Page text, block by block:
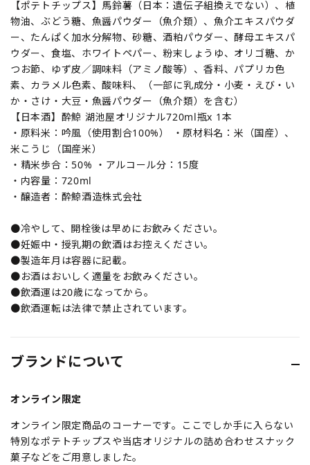
【ポテトチップス】馬鈴薯（日本：遺伝子組換えでない）、植
物油、ぶどう糖、魚醤パウダー（魚介類）、魚介エキスパウダ
ー、たんぱく加水分解物、砂糖、酒粕パウダー、酵母エキスパ
ウダー、食塩、ホワイトペパー、粉末しょうゆ、オリゴ糖、か
つお節、ゆず皮／調味料（アミノ酸等）、香料、パプリカ色
素、カラメル色素、酸味料、（一部に乳成分・小麦・えび・い
か・さけ・大豆・魚醤パウダー（魚介類）を含む）
【日本酒】酔鯨 湖池屋オリジナル720ml瓶x 1本
・原料米：吟風（使用割合100%） ・原材料名：米（国産）、
米こうじ（国産米）
・精米歩合：50% ・アルコール分：15度
・内容量：720ml
・醸造者：酔鯨酒造株式会社
●冷やして、開栓後は早めにお飲みください。
●妊娠中・授乳期の飲酒はお控えください。
●製造年月は容器に記載。
●お酒はおいしく適量をお飲みください。
●飲酒運は20歳になってから。
●飲酒運転は法律で禁止されています。
ブランドについて
オンライン限定
オンライン限定商品のコーナーです。ここでしか手に入らない
特別なポテトチップスや当店オリジナルの詰め合わせスナック
菓子などをご用意しました。